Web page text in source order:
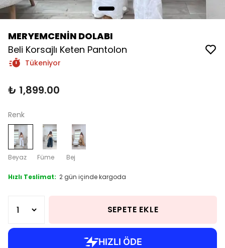
MERYEMCENİN DOLABI
Beli Korsajlı Keten Pantolon
Tükeniyor
₺ 1,899.00
Renk
Beyaz Füme Bej
Hızlı Teslimat: 2 gün içinde kargoda
SEPETE EKLE